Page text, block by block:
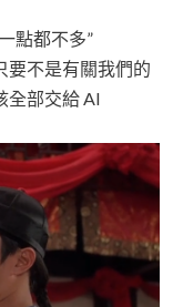
點都不多”
要不是有關我們的
全部交給 AI